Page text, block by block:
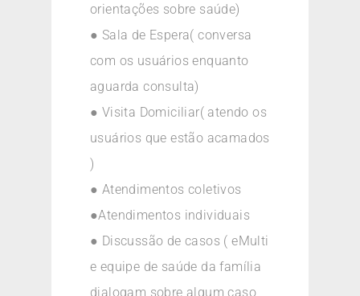
orientações sobre saúde)
● Sala de Espera( conversa
com os usuários enquanto
aguarda consulta)
● Visita Domiciliar( atendo os
usuários que estão acamados
)
● Atendimentos coletivos
●Atendimentos individuais
● Discussão de casos ( eMulti
e equipe de saúde da família
dialogam sobre algum caso